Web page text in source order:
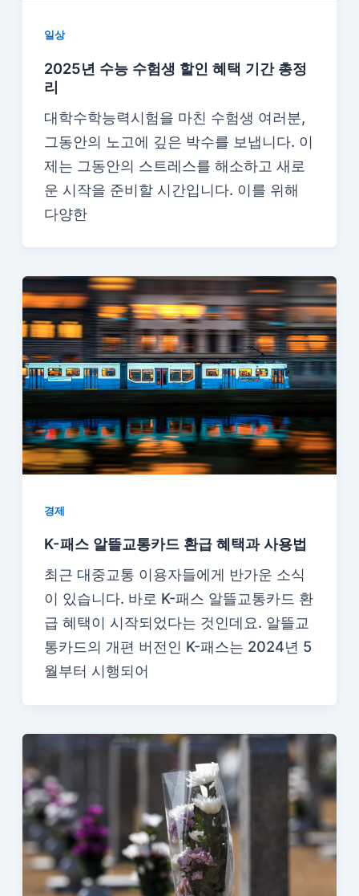
일상
2025년 수능 수험생 할인 혜택 기간 총정
리
대학수학능력시험을 마친 수험생 여러분,
그동안의 노고에 깊은 박수를 보냅니다. 이
제는 그동안의 스트레스를 해소하고 새로
운 시작을 준비할 시간입니다. 이를 위해
다양한
경제
K-패스 알뜰교통카드 환급 혜택과 사용법
최근 대중교통 이용자들에게 반가운 소식
이 있습니다. 바로 K-패스 알뜰교통카드 환
급 혜택이 시작되었다는 것인데요. 알뜰교
통카드의 개편 버전인 K-패스는 2024년 5
월부터 시행되어